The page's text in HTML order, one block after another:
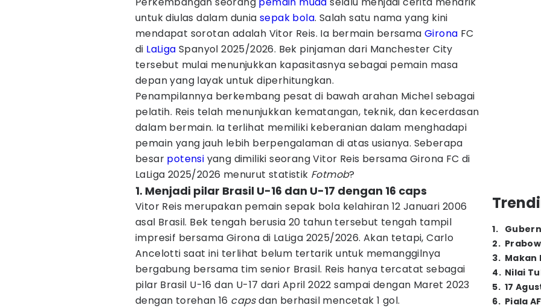
untuk diulas dalam dunia sepak bola. Salah satu nama yang kini
mendapat sorotan adalah Vitor Reis. Ia bermain bersama Girona FC
di LaLiga Spanyol 2025/2026. Bek pinjaman dari Manchester City
tersebut mulai menunjukkan kapasitasnya sebagai pemain masa
depan yang layak untuk diperhitungkan.
Penampilannya berkembang pesat di bawah arahan Michel sebagai
pelatih. Reis telah menunjukkan kematangan, teknik, dan kecerdasan
dalam bermain. Ia terlihat memiliki keberanian dalam menghadapi
pemain yang jauh lebih berpengalaman di atas usianya. Seberapa
besar potensi yang dimiliki seorang Vitor Reis bersama Girona FC di
LaLiga 2025/2026 menurut statistik Fotmob?
1. Menjadi pilar Brasil U-16 dan U-17 dengan 16 caps
Vitor Reis merupakan pemain sepak bola kelahiran 12 Januari 2006
asal Brasil. Bek tengah berusia 20 tahun tersebut tengah tampil
impresif bersama Girona di LaLiga 2025/2026. Akan tetapi, Carlo
Ancelotti saat ini terlihat belum tertarik untuk memanggilnya
bergabung bersama tim senior Brasil. Reis hanya tercatat sebagai
pilar Brasil U-16 dan U-17 dari April 2022 sampai dengan Maret 2023
dengan torehan 16 capsdan berhasil mencetak 1 gol.
1.
2.
3. Makan
4. Nilai
5. 17
6. Piala